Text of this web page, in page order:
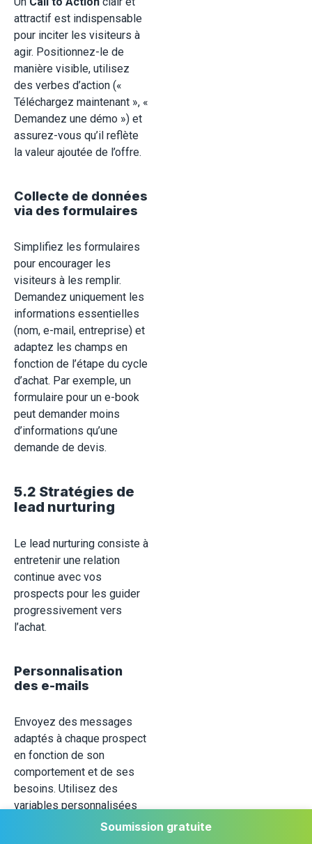
attractif est indispensable
pour inciter les visiteurs à
agir. Positionnez-le de
manière visible, utilisez
des verbes d’action («
Téléchargez maintenant », «
Demandez une démo ») et
assurez-vous qu’il reflète
la valeur ajoutée de l’offre.
Collecte de données
via des formulaires
Simplifiez les formulaires
pour encourager les
visiteurs à les remplir.
Demandez uniquement les
informations essentielles
(nom, e-mail, entreprise) et
adaptez les champs en
fonction de l’étape du cycle
d’achat. Par exemple, un
formulaire pour un e-book
peut demander moins
d’informations qu’une
demande de devis.
5.2 Stratégies de
lead nurturing
Le lead nurturing consiste à
entretenir une relation
continue avec vos
prospects pour les guider
progressivement vers
l’achat.
Personnalisation
des e-mails
Envoyez des messages
adaptés à chaque prospect
en fonction de son
comportement et de ses
besoins. Utilisez des
variables personnalisées
(nom, secteur d’activité) etSoumission gratuite